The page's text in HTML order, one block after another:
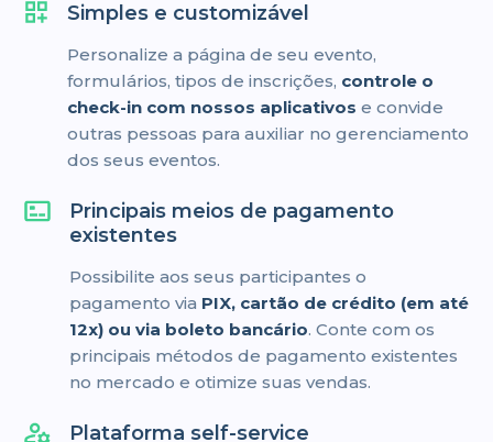
Simples e customizável
Personalize a página de seu evento,
formulários, tipos de inscrições, controle o
check-in com nossos aplicativos e convide
outras pessoas para auxiliar no gerenciamento
dos seus eventos.
Principais meios de pagamento
existentes
Possibilite aos seus participantes o
pagamento via PIX, cartão de crédito (em até
12x) ou via boleto bancário. Conte com os
principais métodos de pagamento existentes
no mercado e otimize suas vendas.
Plataforma self-service